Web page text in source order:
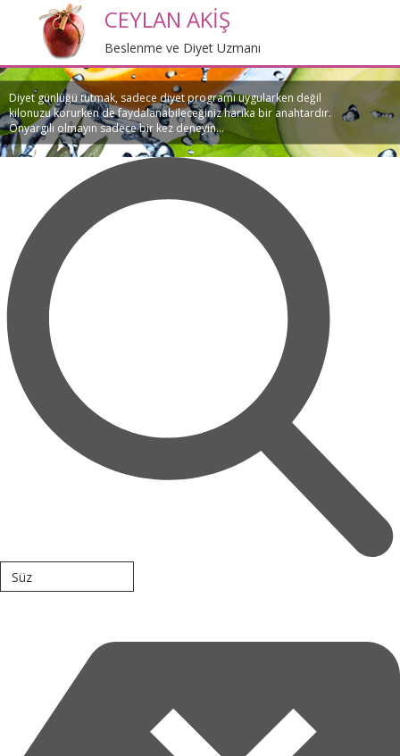
CEYLAN AKİŞ
Beslenme ve Diyet Uzmanı
Diyet günlüğü tutmak, sadece diyet programı uygularken değil
kilonuzu korurken de faydalanabileceğiniz harika bir anahtardır.
Önyargılı olmayın sadece bir kez deneyin...